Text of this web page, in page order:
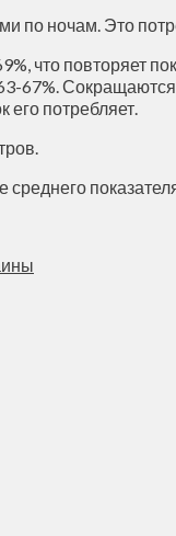
ночам. Это
что повторяет
67%.
его потребляет.